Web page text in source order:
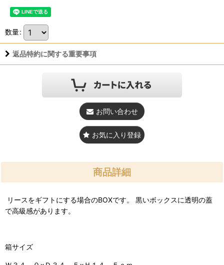
数量:
返品特約に関する重要事項
お問い合わせ
お気に入り登録
商品詳細
リースをギフトにする場合のBOXです。 黒いボックスに透明の蓋
で高級感があります。
箱サイズ